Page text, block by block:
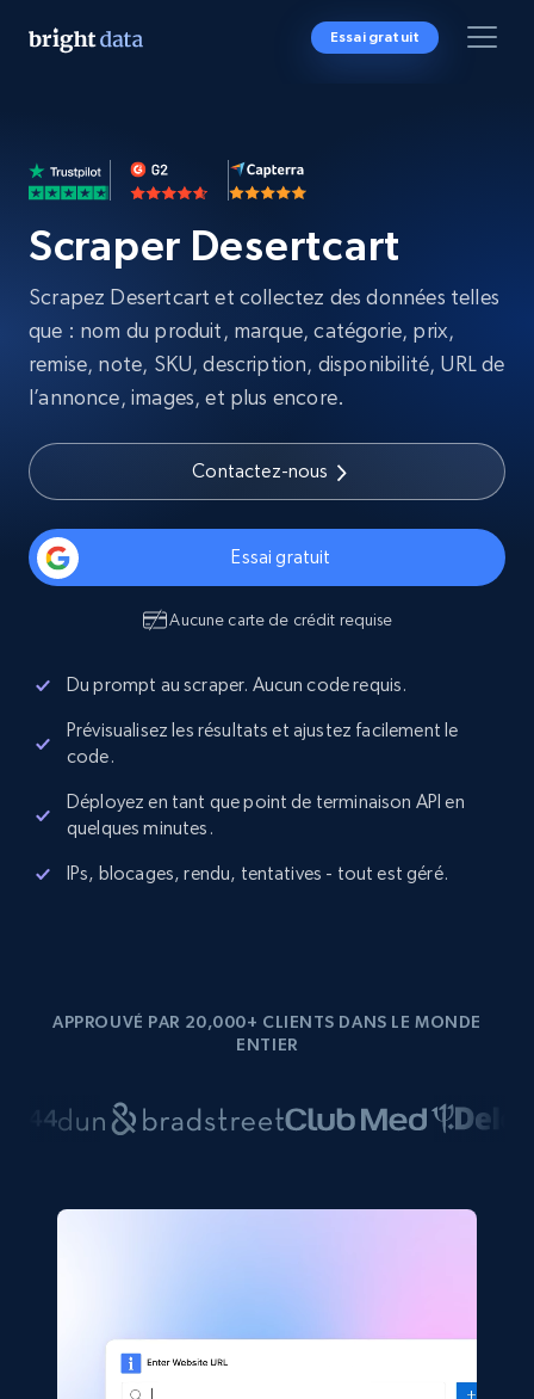
Essai gratuit
Scraper Desertcart
Scrapez Desertcart et collectez des données telles
que : nom du produit, marque, catégorie, prix,
remise, note, SKU, description, disponibilité, URL de
l’annonce, images, et plus encore.
Contactez-nous
Essai gratuit
Aucune carte de crédit requise
Du prompt au scraper. Aucun code requis.
Prévisualisez les résultats et ajustez facilement le
code.
Déployez en tant que point de terminaison API en
quelques minutes.
IPs, blocages, rendu, tentatives - tout est géré.
APPROUVÉ PAR 20,000+ CLIENTS DANS LE MONDE
ENTIER